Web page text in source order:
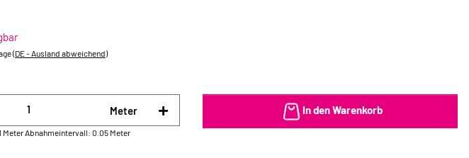
(DE - Ausland abweichend)
Meter
MeterAbnahmeintervall: 0.05 Meter
In den Warenkorb